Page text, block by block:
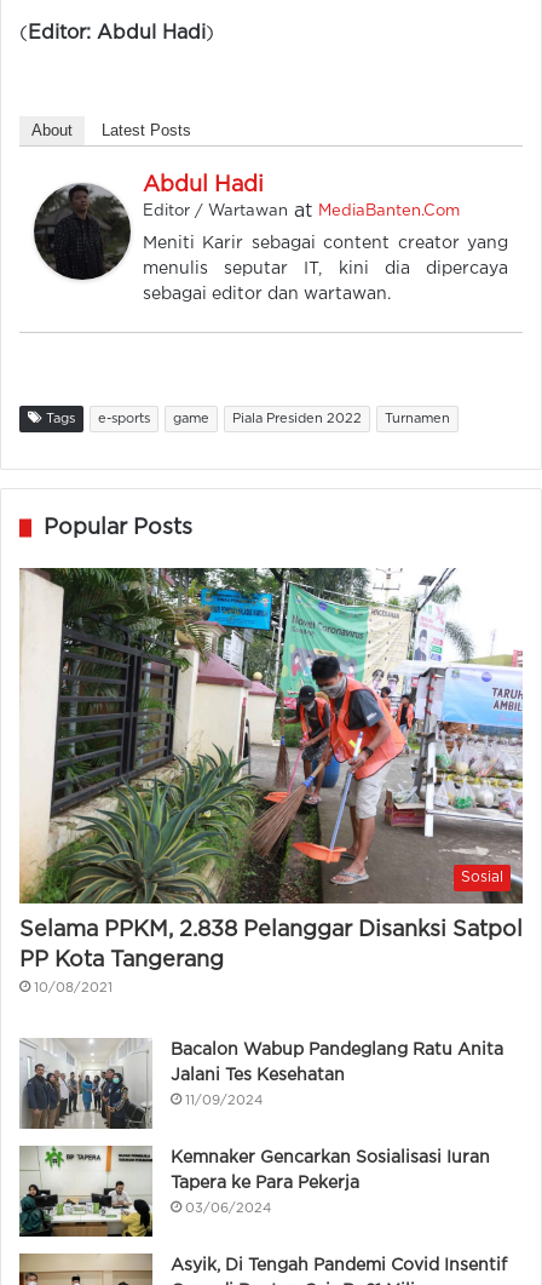
( Editor: Abdul Hadi)
About Latest Posts
Abdul Hadi
Editor / Wartawan at MediaBanten.Com
Meniti Karir sebagai content creator yang
menulis seputar IT, kini dia dipercaya
sebagai editor dan wartawan.
Tags e-sports game Piala Presiden 2022 Turnamen
Popular Posts
Sosial
Selama PPKM, 2.838 Pelanggar Disanksi Satpol
PP Kota Tangerang
10/08/2021
Bacalon Wabup Pandeglang Ratu Anita
Jalani Tes Kesehatan
11/09/2024
Kemnaker Gencarkan Sosialisasi Iuran
Tapera ke Para Pekerja
03/06/2024
Asyik, Di Tengah Pandemi Covid Insentif